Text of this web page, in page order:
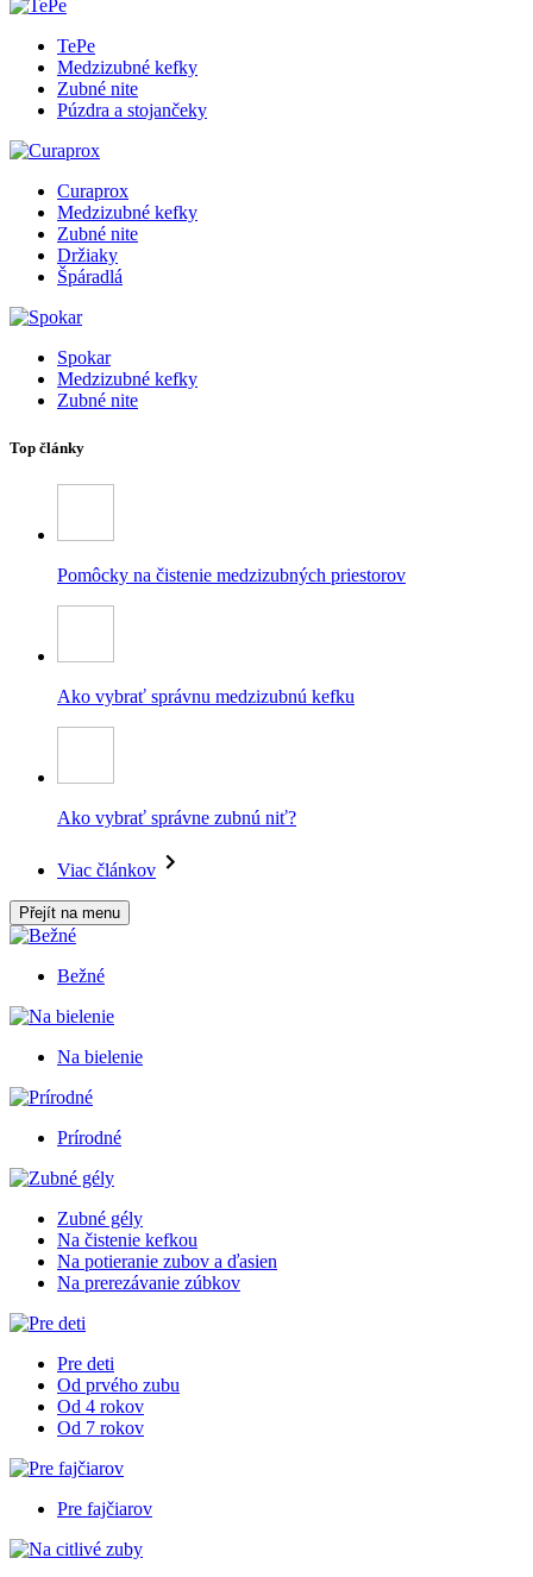
TePe
Medzizubné kefky
Zubné nite
Púzdra a stojančeky
Curaprox
Medzizubné kefky
Zubné nite
Držiaky
Špáradlá
Spokar
Medzizubné kefky
Zubné nite
Top články
Pomôcky na čistenie medzizubných priestorov
Ako vybrať správnu medzizubnú kefku
Ako vybrať správne zubnú niť?
Viac článkov
Přejít na menu
Bežné
Na bielenie
Prírodné
Zubné gély
Na čistenie kefkou
Na potieranie zubov a ďasien
Na prerezávanie zúbkov
Pre deti
Od prvého zubu
Od 4 rokov
Od 7 rokov
Pre fajčiarov